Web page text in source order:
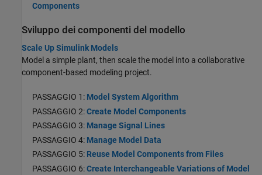
Components
Sviluppo dei componenti del modello
Scale Up Simulink Models
Model a simple plant, then scale the model into a collaborative
component-based modeling project.
PASSAGGIO 1: Model System Algorithm
PASSAGGIO 2:Create Model Components
PASSAGGIO 3: Manage Signal Lines
PASSAGGIO 4: Manage Model Data
PASSAGGIO 5: Reuse Model Components from Files
PASSAGGIO 6:Create Interchangeable Variations of Model